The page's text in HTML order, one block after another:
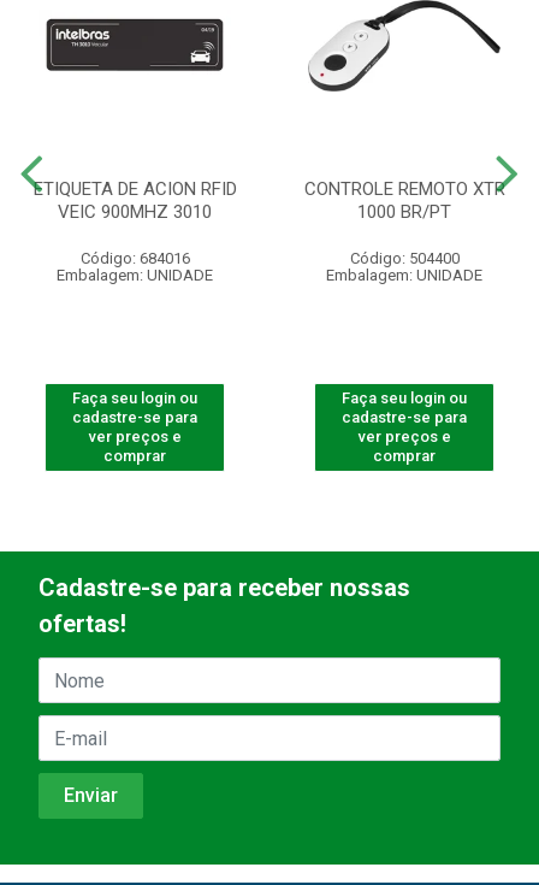
ETIQUETA DE ACION RFID
VEIC 900MHZ 3010
Código: 684016
Embalagem: UNIDADE
Faça seu login ou
cadastre-se para
ver preços e
comprar
CONTROLE REMOTO XTR
1000 BR/PT
Código: 504400
Embalagem: UNIDADE
Faça seu login ou
cadastre-se para
ver preços e
comprar
Cadastre-se para receber nossas
ofertas!